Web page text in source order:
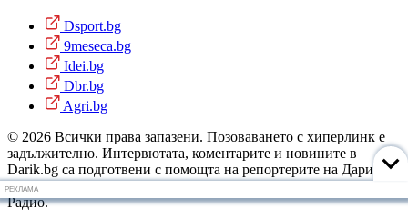
Dsport.bg
9meseca.bg
Idei.bg
Dbr.bg
Agri.bg
© 2026 Всички права запазени. Позоваването с хиперлинк е
задължително. Интервютата, коментарите и новините в
Darik.bg са подготвени с помощта на репортерите на Дарик
Радио и новинарските емисии на радиото. Снимки: Дарик
Радио.
РЕКЛАМА